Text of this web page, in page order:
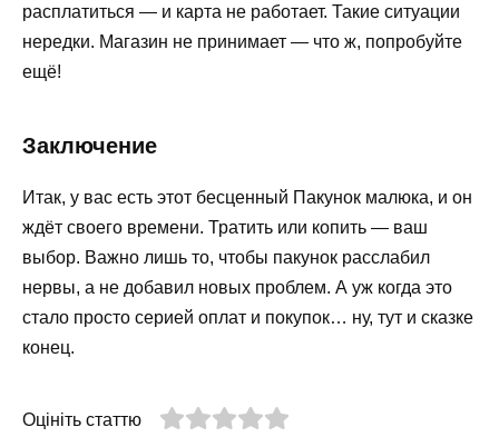
расплатиться — и карта не работает. Такие ситуации
нередки. Магазин не принимает — что ж, попробуйте
ещё!
Заключение
Итак, у вас есть этот бесценный Пакунок малюка, и он
ждёт своего времени. Тратить или копить — ваш
выбор. Важно лишь то, чтобы пакунок расслабил
нервы, а не добавил новых проблем. А уж когда это
стало просто серией оплат и покупок… ну, тут и сказке
конец.
Оцініть статтю